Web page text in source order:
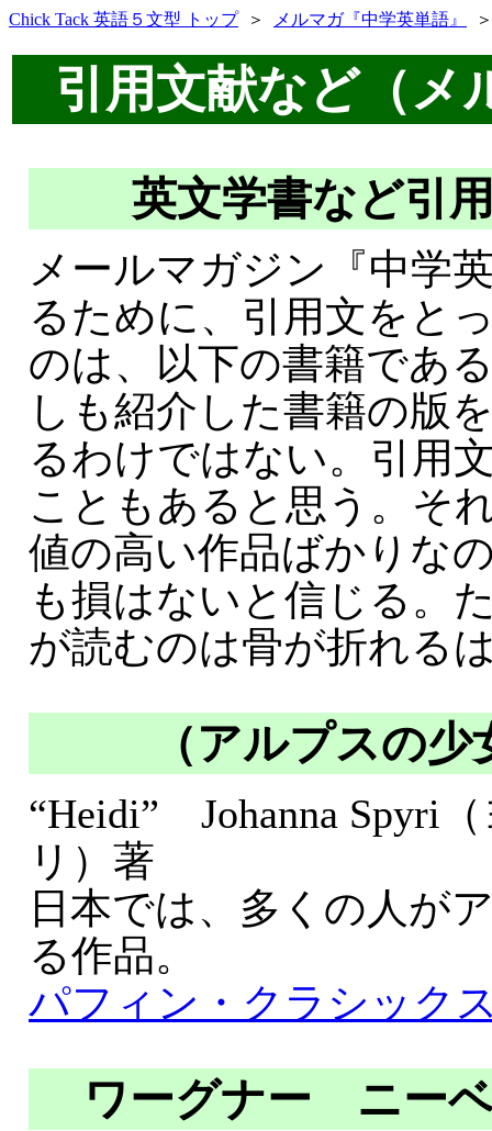
Chick Tack 英語５文型 トップ＞ メルマガ『中学英単語』
引用文献など（メ
英文学書など引
メールマガジン『中学
るために、引用文をと
のは、以下の書籍であ
しも紹介した書籍の版
るわけではない。引用
こともあると思う。そ
値の高い作品ばかりな
も損はないと信じる。
が読むのは骨が折れる
（アルプスの
“Heidi” Johanna Spyri
リ）著
日本では、多くの人が
る作品。
パフィン・クラシック
ワーグナー ニー